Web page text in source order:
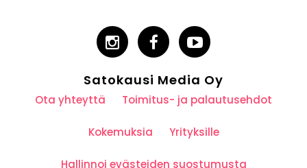
Satokausi Media Oy
Ota yhteyttä Toimitus- ja palautusehdot
Kokemuksia Yrityksille
Hallinnoi evästeiden suostumusta